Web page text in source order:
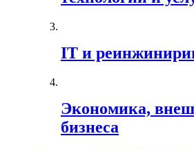
IT и
Экономика,
бизнеса